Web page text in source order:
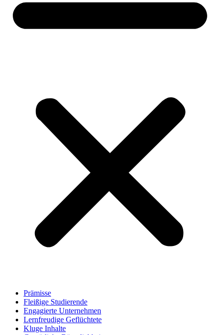
Prämisse
Fleißige Studierende
Engagierte Unternehmen
Lernfreudige Geflüchtete
Kluge Inhalte